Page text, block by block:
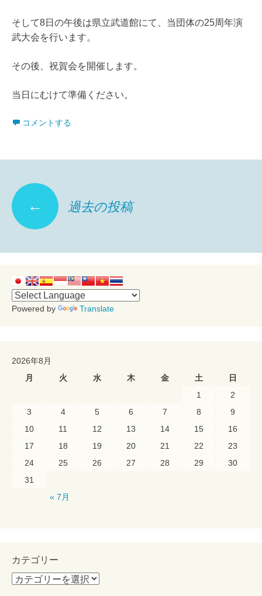
そして8日の午後は県立武道館にて、当団体の25周年演
武大会を行います。
その後、祝賀会を開催します。
当日にむけて準備ください。
コメントする
投
稿
ゲ
ー
ョ
← 過去の投稿
Powered by Translate
2026年8月
月
火 水 木 金 土
日
1
2
3
4 5 6 7 8
9
10
11 12 13 14 15
16
17
18 19 20 21 22
23
24
25 26 27 28 29
30
31
« 7月
カテゴリー
カ